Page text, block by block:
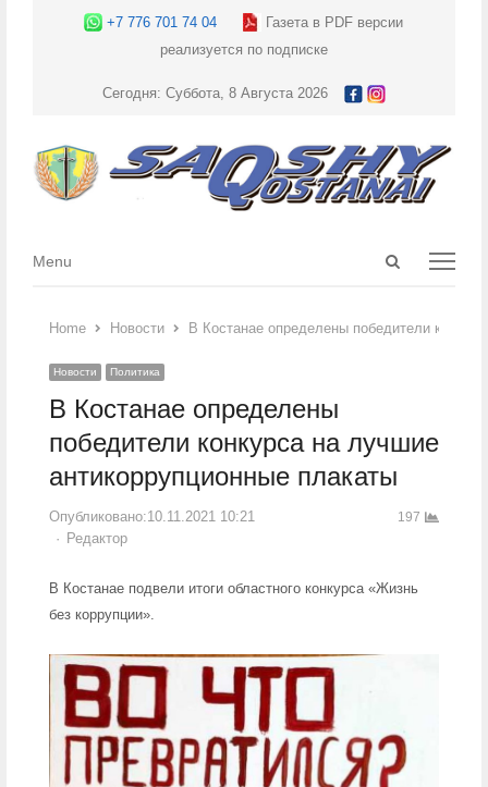
+7 776 701 74 04
Газета в PDF версии
реализуется по подписке
Сегодня: Суббота, 8 Августа 2026
Open
Menu
Menu
Home Новости В Костанае определены победители
Новости Политика
В Костанае определены
победители конкурса на лучшие
антикоррупционные плакаты
Опубликовано:10.11.2021 10:21
Author
Редактор
197
В Костанае подвели итоги областного конкурса «Жизнь
без коррупции».